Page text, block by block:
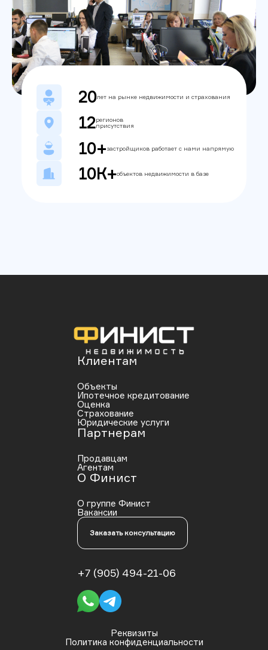
20лет на рынке недвижимости и страхования
12регионов
присутствия
10+застройщиков работает с нами напрямую
10К+объектов недвижимости в базе
Клиентам
Объекты
Ипотечное кредитование
Оценка
Страхование
Юридические услуги
Партнерам
Продавцам
Агентам
О Финист
О группе Финист
Вакансии
Заказать консультацию
+7 (905) 494-21-06
Реквизиты
Политика конфиденциальности